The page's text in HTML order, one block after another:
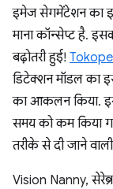
इमेज सेगमेंटेशन का
माना कॉन्सेप्ट है.
बढ़ोतरी हुई!
डिटेक्शन मॉडल का
का आकलन किया.
समय को कम किया
तरीके से दी जाने
Vision Nanny,